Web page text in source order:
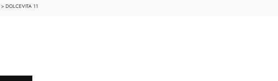
> DOLCEVITA 11